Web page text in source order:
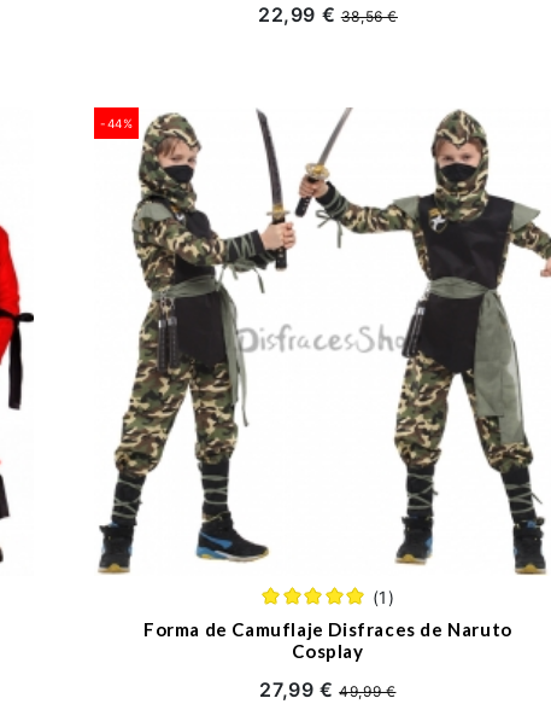
22,99 €38,56 €
-44%
(1)
Forma de Camuflaje Disfraces de Naruto
Cosplay
27,99 €49,99 €